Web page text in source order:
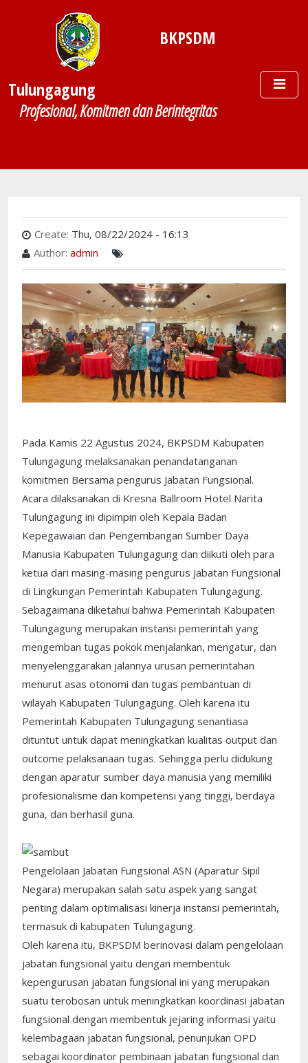
BKPSDM
Tulungagung
Profesional, Komitmen dan Berintegritas
Create: Thu, 08/22/2024 - 16:13
Author: admin
Pada Kamis 22 Agustus 2024, BKPSDM Kabupaten
Tulungagung melaksanakan penandatanganan
komitmen Bersama pengurus Jabatan Fungsional.
Acara dilaksanakan di Kresna Ballroom Hotel Narita
Tulungagung ini dipimpin oleh Kepala Badan
Kepegawaian dan Pengembangan Sumber Daya
Manusia Kabupaten Tulungagung dan diikuti oleh para
ketua dari masing-masing pengurus Jabatan Fungsional
di Lingkungan Pemerintah Kabupaten Tulungagung.
Sebagaimana diketahui bahwa Pemerintah Kabupaten
Tulungagung merupakan instansi pemerintah yang
mengemban tugas pokok menjalankan, mengatur, dan
menyelenggarakan jalannya urusan pemerintahan
menurut asas otonomi dan tugas pembantuan di
wilayah Kabupaten Tulungagung. Oleh karena itu
Pemerintah Kabupaten Tulungagung senantiasa
dituntut untuk dapat meningkatkan kualitas output dan
outcome pelaksanaan tugas. Sehingga perlu didukung
dengan aparatur sumber daya manusia yang memiliki
profesionalisme dan kompetensi yang tinggi, berdaya
guna, dan berhasil guna.
Pengelolaan Jabatan Fungsional ASN (Aparatur Sipil
Negara) merupakan salah satu aspek yang sangat
penting dalam optimalisasi kinerja instansi pemerintah,
termasuk di kabupaten Tulungagung.
Oleh karena itu, BKPSDM berinovasi dalam pengelolaan
jabatan fungsional yaitu dengan membentuk
kepengurusan jabatan fungsional ini yang merupakan
suatu terobosan untuk meningkatkan koordinasi jabatan
fungsional dengan membentuk jejaring informasi yaitu
kelembagaan jabatan fungsional, penunjukan OPD
sebagai koordinator pembinaan jabatan fungsional dan